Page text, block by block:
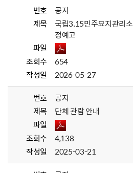
번호
공지
제목
국립3.15민주묘지관리
정예고
파일
조회수
654
작성일
2026-05-27
번호
공지
제목
단체 관람 안내
파일
조회수
4,138
작성일
2025-03-21